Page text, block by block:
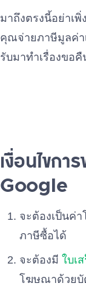
มาถึงตรงนี้อย่าเ
คุณจ่ายภาษีมูลค่า
รับมาทำเรื่องขอ
เงื่อนไขก
Google
จะต้องเป็นค่
ภาษีซื้อได้
จะต้องมี ใบเ
โฆษณาด้วยบั